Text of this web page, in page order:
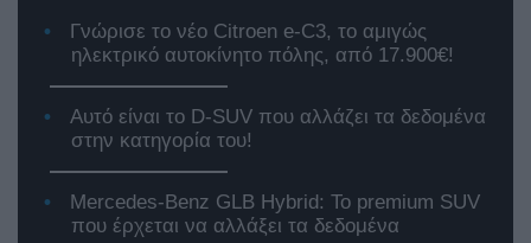
Γνώρισε το νέο Citroen e-C3, το αμιγώς
ηλεκτρικό αυτοκίνητο πόλης, από 17.900€!
Αυτό είναι το D-SUV που αλλάζει τα δεδομένα
στην κατηγορία του!
Mercedes-Benz GLB Hybrid: Το premium SUV
που έρχεται να αλλάξει τα δεδομένα